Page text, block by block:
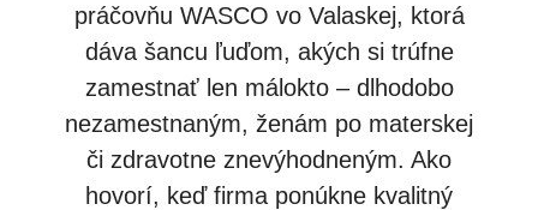
práčovňu WASCO vo Valaskej, ktorá
dáva šancu ľuďom, akých si trúfne
zamestnať len málokto – dlhodobo
nezamestnaným, ženám po materskej
či zdravotne znevýhodneným. Ako
hovorí, keď firma ponúkne kvalitný